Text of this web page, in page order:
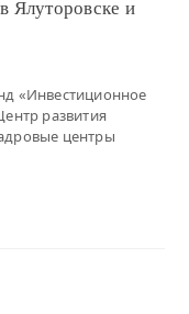
Ялуторовске и
«Инвестиционное
развития
центры